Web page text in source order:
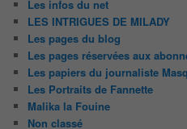
Les infos du net
LES INTRIGUES DE MILADY
Les pages du blog
Les pages réservées aux
Les papiers du journaliste
Les Portraits de Fannette
Malika la Fouine
Non classé